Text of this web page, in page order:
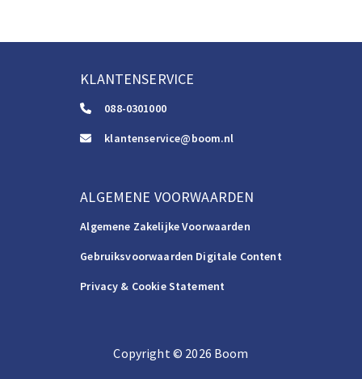
KLANTENSERVICE
088-0301000
klantenservice@boom.nl
ALGEMENE VOORWAARDEN
Algemene Zakelijke Voorwaarden
Gebruiksvoorwaarden Digitale Content
Privacy & Cookie Statement
Copyright©️ 2026 Boom